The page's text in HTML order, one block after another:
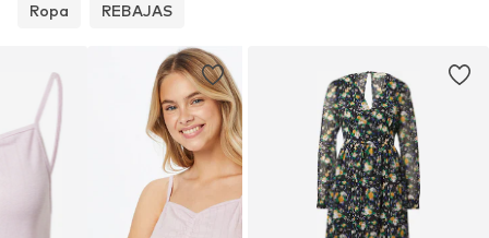
Ropa REBAJAS